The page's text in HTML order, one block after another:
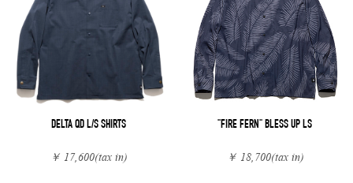
DELTA QD L/S SHIRTS
￥ 17,600(tax in)
"FIRE FERN" BLESS UP LS
￥ 18,700(tax in)